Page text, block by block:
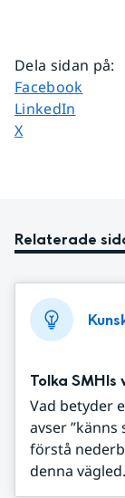
Dela sidan på:
Dela sidan på
Facebook
Dela sidan på
LinkedIn
Dela sidan på
X
Relaterade
Tolka
Vad betyder
avser
förstå
denna